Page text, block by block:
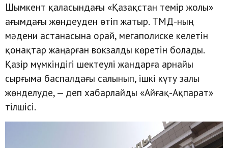
Шымкент қаласындағы «Қазақстан темір жолы»
ағымдағы жөндеуден өтіп жатыр. ТМД-ның
мәдени астанасына орай, мегаполиске келетін
қонақтар жаңарған вокзалды көретін болады.
Қазір мүмкіндігі шектеулі жандарға арнайы
сырғыма баспалдағы салынып, ішкі күту залы
жөнделуде, — деп хабарлайды «Айғақ-Ақпарат»
тілшісі.